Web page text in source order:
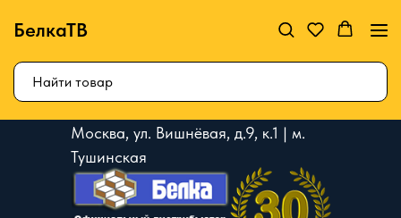
БелкаТВ
Москва, ул. Вишнёвая, д.9, к.1 | м.
Тушинская